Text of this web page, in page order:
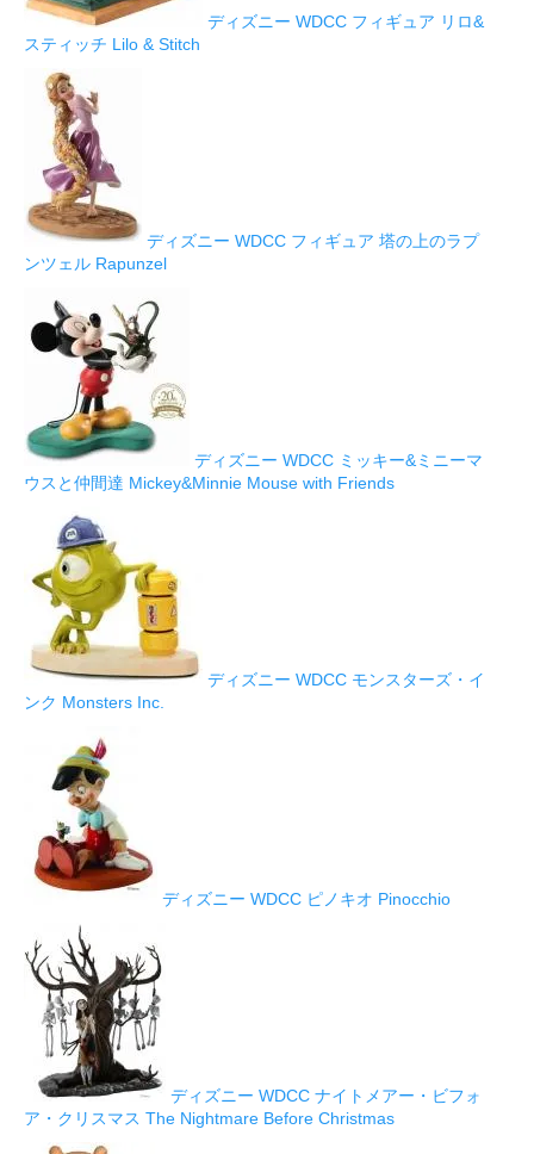
ディズニー WDCC フィギュア リロ&
スティッチ Lilo & Stitch
ディズニー WDCC フィギュア 塔の上のラプ
ンツェル Rapunzel
ディズニー WDCC ミッキー&ミニーマ
ウスと仲間達 Mickey&Minnie Mouse with Friends
ディズニー WDCC モンスターズ・イ
ンク Monsters Inc.
ディズニー WDCC ピノキオ Pinocchio
ディズニー WDCC ナイトメアー・ビフォ
ア・クリスマス The Nightmare Before Christmas